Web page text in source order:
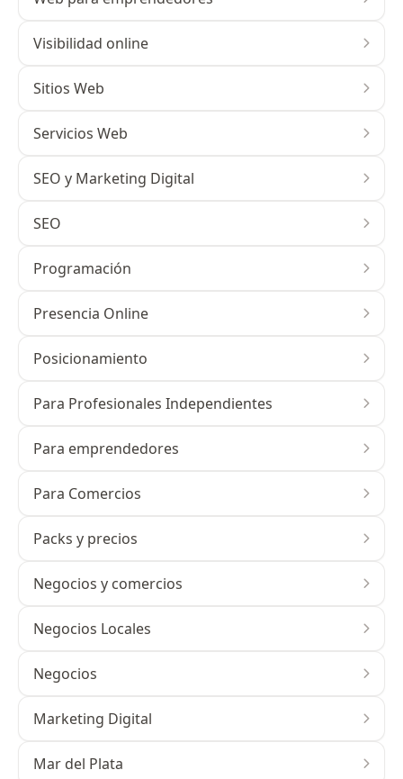
Visibilidad online
Sitios Web
Servicios Web
SEO y Marketing Digital
SEO
Programación
Presencia Online
Posicionamiento
Para Profesionales Independientes
Para emprendedores
Para Comercios
Packs y precios
Negocios y comercios
Negocios Locales
Negocios
Marketing Digital
Mar del Plata